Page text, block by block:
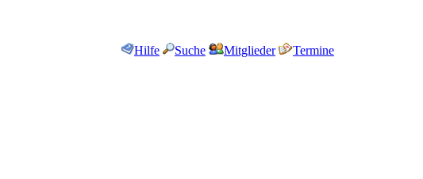
Hilfe Suche Mitglieder Termine